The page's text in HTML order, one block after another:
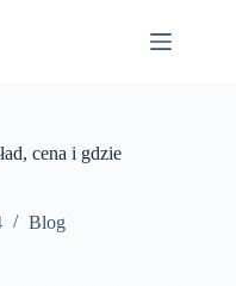
cena i gdzie
Blog